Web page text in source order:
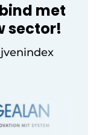
met
sector!